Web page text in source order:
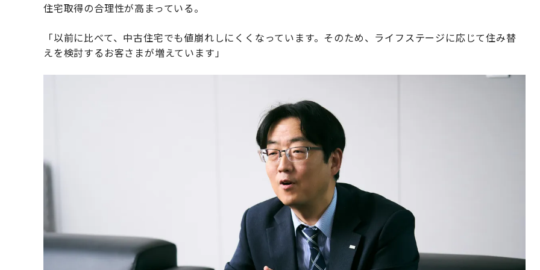
住宅取得の合理性が高まっている。
「以前に比べて、中古住宅でも値崩れしにくくなっています。そのため、ライフステージに応じて住み替
えを検討するお客さまが増えています」